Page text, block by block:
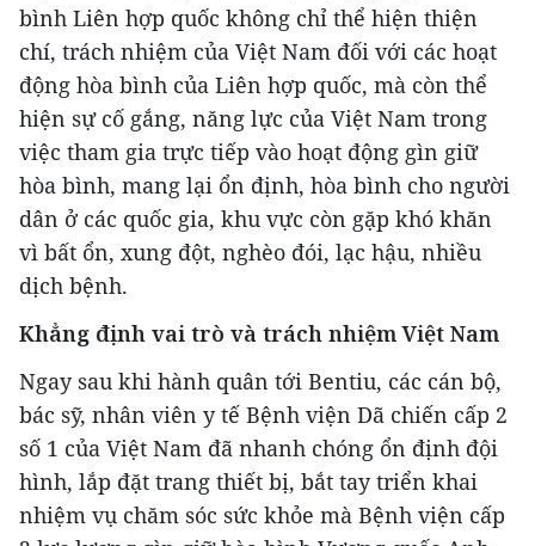
bình Liên hợp quốc không chỉ thể hiện thiện
chí, trách nhiệm của Việt Nam đối với các hoạt
động hòa bình của Liên hợp quốc, mà còn thể
hiện sự cố gắng, năng lực của Việt Nam trong
việc tham gia trực tiếp vào hoạt động gìn giữ
hòa bình, mang lại ổn định, hòa bình cho người
dân ở các quốc gia, khu vực còn gặp khó khăn
vì bất ổn, xung đột, nghèo đói, lạc hậu, nhiều
dịch bệnh.
Khẳng định vai trò và trách nhiệm Việt Nam
Ngay sau khi hành quân tới Bentiu, các cán bộ,
bác sỹ, nhân viên y tế Bệnh viện Dã chiến cấp 2
số 1 của Việt Nam đã nhanh chóng ổn định đội
hình, lắp đặt trang thiết bị, bắt tay triển khai
nhiệm vụ chăm sóc sức khỏe mà Bệnh viện cấp